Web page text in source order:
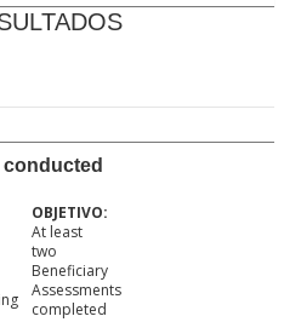
At least
two
Beneficiary
Assessments
completed